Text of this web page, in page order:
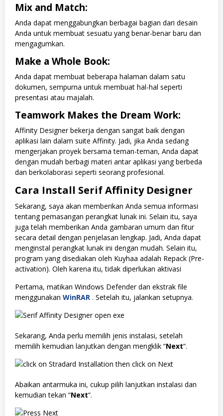
Mix and Match:
Anda dapat menggabungkan berbagai bagian dari desain
Anda untuk membuat sesuatu yang benar-benar baru dan
mengagumkan.
Make a Whole Book:
Anda dapat membuat beberapa halaman dalam satu
dokumen, sempurna untuk membuat hal-hal seperti
presentasi atau majalah.
Teamwork Makes the Dream Work:
Affinity Designer bekerja dengan sangat baik dengan
aplikasi lain dalam suite Affinity. Jadi, jika Anda sedang
mengerjakan proyek bersama teman-teman, Anda dapat
dengan mudah berbagi materi antar aplikasi yang berbeda
dan berkolaborasi seperti seorang profesional.
Cara Install Serif Affinity Designer
Sekarang, saya akan memberikan Anda semua informasi
tentang pemasangan perangkat lunak ini. Selain itu, saya
juga telah memberikan Anda gambaran umum dan fitur
secara detail dengan penjelasan lengkap. Jadi, Anda dapat
menginstal perangkat lunak ini dengan mudah. Selain itu,
program yang disediakan oleh Kuyhaa adalah Repack (Pre-
activation). Oleh karena itu, tidak diperlukan aktivasi
Pertama, matikan Windows Defender dan ekstrak file
menggunakan WinRAR . Setelah itu, jalankan setupnya.
Sekarang, Anda perlu memilih jenis instalasi, setelah
memilih kemudian lanjutkan dengan mengklik “Next“.
Abaikan antarmuka ini, cukup pilih lanjutkan instalasi dan
kemudian tekan “Next“.